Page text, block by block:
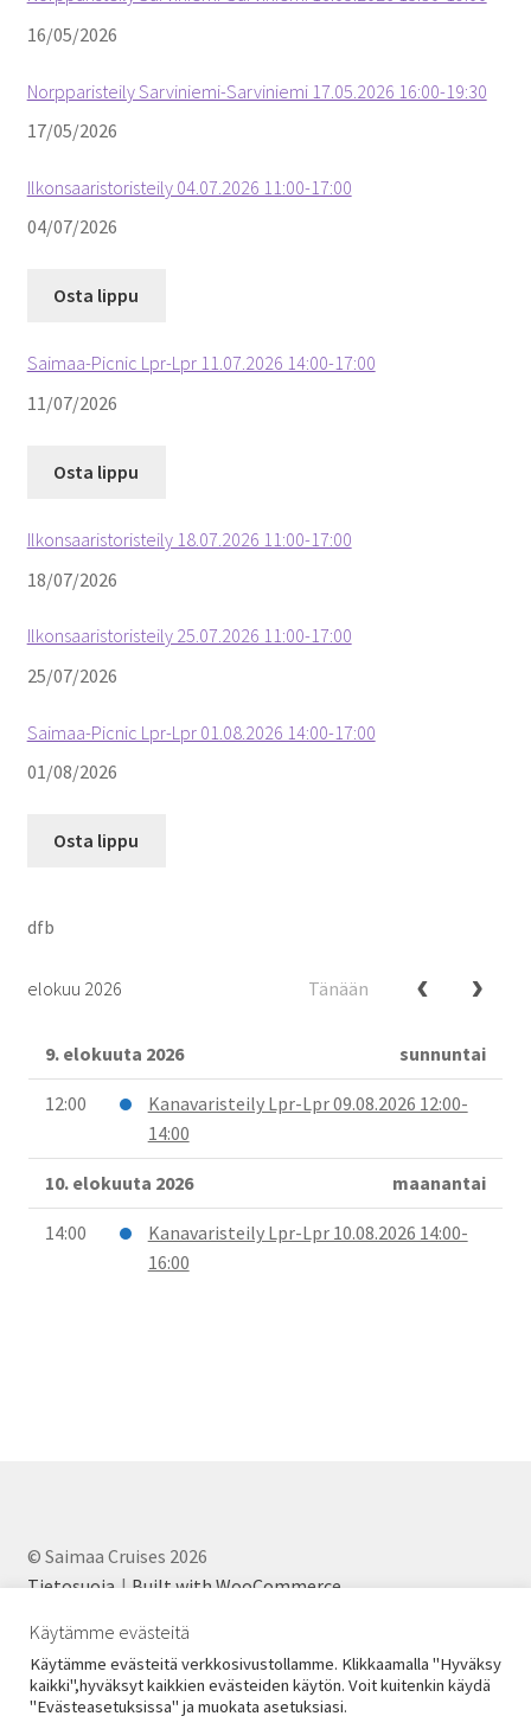
16/05/2026
Norpparisteily Sarviniemi-Sarviniemi 17.05.2026 16:00-19:30
17/05/2026
Ilkonsaaristoristeily 04.07.2026 11:00-17:00
04/07/2026
Osta lippu
Saimaa-Picnic Lpr-Lpr 11.07.2026 14:00-17:00
11/07/2026
Osta lippu
Ilkonsaaristoristeily 18.07.2026 11:00-17:00
18/07/2026
Ilkonsaaristoristeily 25.07.2026 11:00-17:00
25/07/2026
Saimaa-Picnic Lpr-Lpr 01.08.2026 14:00-17:00
01/08/2026
Osta lippu
dfb
elokuu 2026 Tänään
9. elokuuta 2026 sunnuntai
12:00
Kanavaristeily Lpr-Lpr 09.08.2026 12:00-
14:00
10. elokuuta 2026 maanantai
14:00
Kanavaristeily Lpr-Lpr 10.08.2026 14:00-
16:00
© Saimaa Cruises 2026
Tietosuoja
Built with WooCommerce.
Käytämme evästeitä
Käytämme evästeitä verkkosivustollamme. Klikkaamalla "Hyväksy
kaikki",hyväksyt kaikkien evästeiden käytön. Voit kuitenkin käydä
"Evästeasetuksissa" ja muokata asetuksiasi.